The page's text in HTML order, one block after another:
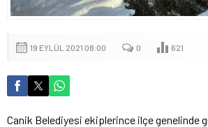
19 EYLÜL 2021 08:00 0 621
Canik Belediyesi ekiplerince ilçe genelinde